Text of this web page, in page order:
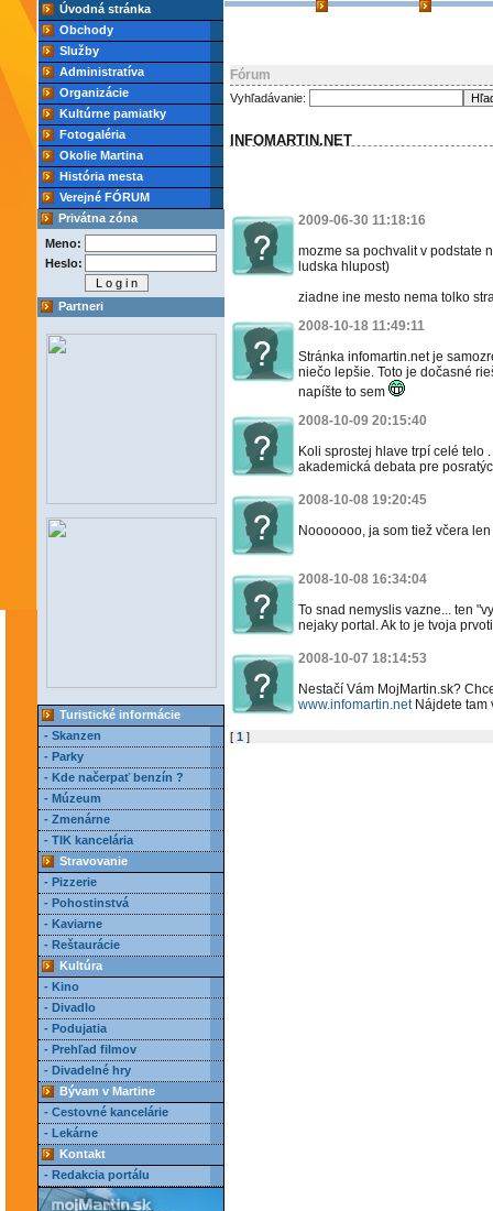
Úvodná stránka
Obchody
Služby
Administratíva
Organizácie
Kultúrne pamiatky
Fotogaléria
Okolie Martina
História mesta
Verejné FÓRUM
Privátna zóna
Meno:
Heslo:
Partneri
Turistické informácie
- Skanzen
- Parky
- Kde načerpať benzín ?
- Múzeum
- Zmenárne
- TIK kancelária
Stravovanie
- Pizzerie
- Pohostinstvá
- Kaviarne
- Reštaurácie
Kultúra
- Kino
- Divadlo
- Podujatia
- Prehľad filmov
- Divadelné hry
Bývam v Martine
- Cestovné kancelárie
- Lekárne
Kontakt
- Redakcia portálu
Fórum
Vyhľadávanie:
INFOMARTIN.NET
2009-06-30 11:18:16
mozme sa pochvalit v podstate
ludska hlupost)
ziadne ine mesto nema tolko
2008-10-18 11:49:11
Stránka infomartin.net je
niečo lepšie. Toto je dočasné
napíšte to sem
2008-10-09 20:15:40
Koli sprostej hlave trpí celé telo
akademická debata pre
2008-10-08 19:20:45
Nooooooo, ja som tiež včera
2008-10-08 16:34:04
To snad nemyslis vazne... ten
nejaky portal. Ak to je tvoja
2008-10-07 18:14:53
Nestačí Vám MojMartin.sk?
www.infomartin.netNájdete tam
[ 1 ]